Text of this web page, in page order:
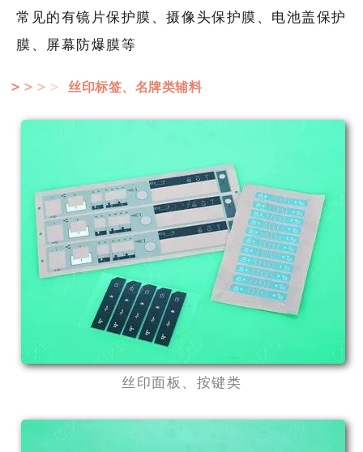
常见的有镜片保护膜、摄像头保护膜、电池盖保护
膜、屏幕防爆膜等
＞ ＞ ＞ ＞ 丝印标签、名牌类辅料
丝印面板、按键类